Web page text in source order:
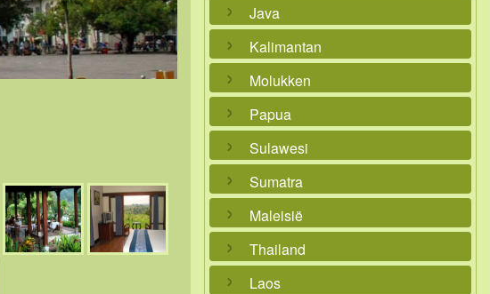
Java
Kalimantan
Molukken
Papua
Sulawesi
Sumatra
Maleisië
Thailand
Laos